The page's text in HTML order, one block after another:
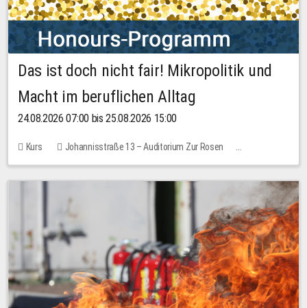
Das ist doch nicht fair! Mikropolitik und
Macht im beruflichen Alltag
24.08.2026 07:00 bis 25.08.2026 15:00
Kurs
Johannisstraße 13 – Auditorium Zur Rosen
Keine freien Plätze